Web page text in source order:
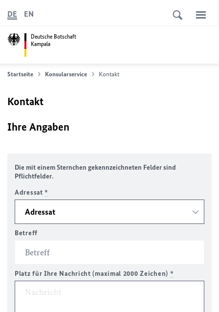
Deutsche Botschaft
Kampala
DE EN
Startseite Konsularservice Kontakt
Kontakt
Ihre Angaben
Die mit einem Sternchen gekennzeichneten Felder sind
Pflichtfelder.
Adressat*
Betreff
Platz für Ihre Nachricht (maximal 2000 Zeichen) *